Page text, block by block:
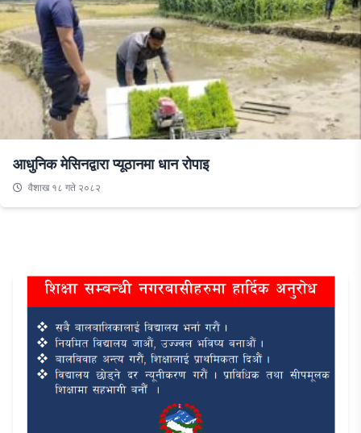
आधुनिक मेसिनद्वारा प्यूठानमा धान रोपाइ
वैशाख १८ गते २०८२